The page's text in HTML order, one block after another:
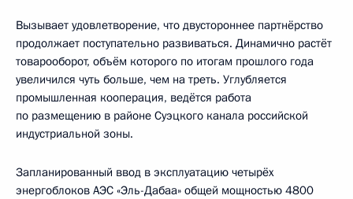
Вызывает удовлетворение, что двустороннее партнёрство
продолжает поступательно развиваться. Динамично растёт
товарооборот, объём которого по итогам прошлого года
увеличился чуть больше, чем на треть. Углубляется
промышленная кооперация, ведётся работа
по размещению в районе Суэцкого канала российской
индустриальной зоны.
Запланированный ввод в эксплуатацию четырёх
энергоблоков АЭС «Эль-Дабаа» общей мощностью 4800